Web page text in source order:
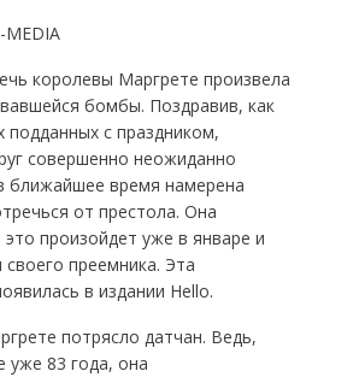
MEDIA
королевы Маргрете произвела
бомбы. Поздравив, как
подданных с праздником,
совершенно неожиданно
ближайшее время намерена
от престола. Она
произойдет уже в январе и
преемника. Эта
в издании Hello.
потрясло датчан. Ведь,
уже 83 года, она